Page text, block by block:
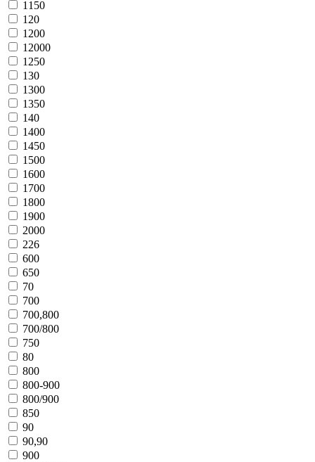
1150
120
1200
12000
1250
130
1300
1350
140
1400
1450
1500
1600
1700
1800
1900
2000
226
600
650
70
700
700,800
700/800
750
80
800
800-900
800/900
850
90
90,90
900